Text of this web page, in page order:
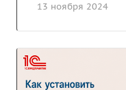
13 ноября 2024